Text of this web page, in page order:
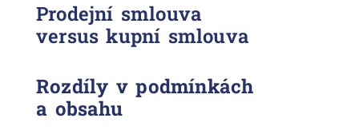
Prodejní smlouva
versus kupní smlouva
Rozdíly v podmínkách
a obsahu